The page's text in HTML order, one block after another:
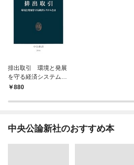
排出取引 環境と発展
を守る経済システムと
は880
中央公論新社のおすすめ本